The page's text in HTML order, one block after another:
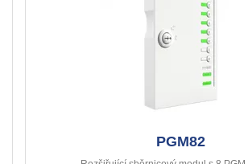
PGM82